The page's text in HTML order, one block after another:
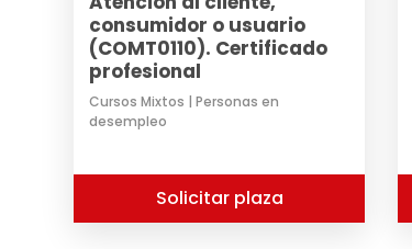
consumidor o usuario
(COMT0110). Certificado
profesional
Cursos Mixtos | Personas en
desempleo
Solicitar plaza